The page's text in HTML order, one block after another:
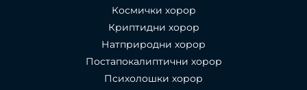
Космички хорор
Криптидни хорор
Натприродни хорор
Постапокалиптични хорор
Психолошки хорор